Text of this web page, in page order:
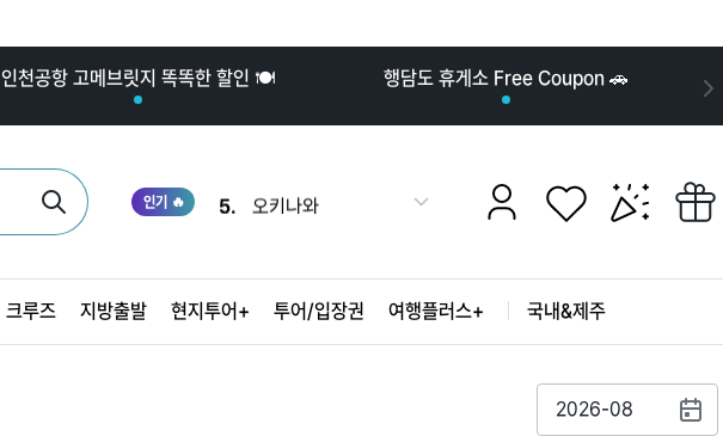
인천공항 고메브릿지 똑똑한 할인 🍽️ 행담도 휴게소 Free Coupon 🚗
인기 🔥
1.
나트랑
5.
오키나와
9.
오사카
10. 발리
크루즈 지방출발 현지투어+ 투어/입장권 여행플러스+ 국내&제주
2026-08